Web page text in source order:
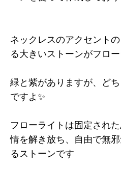
ネックレスのアクセント
る大きいストーンがフロ
緑と紫がありますが、ど
ですよ✨
フローライトは固定され
情を解き放ち、自由で無
るストーンです